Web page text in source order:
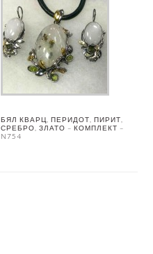
БЯЛ КВАРЦ, ПЕРИДОТ, ПИРИТ,
СРЕБРО, ЗЛАТО – КОМПЛЕКТ –
N754